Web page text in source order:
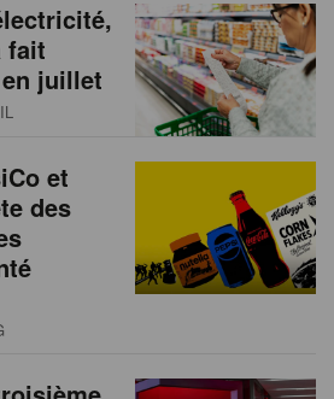
fait
juillet
et
des